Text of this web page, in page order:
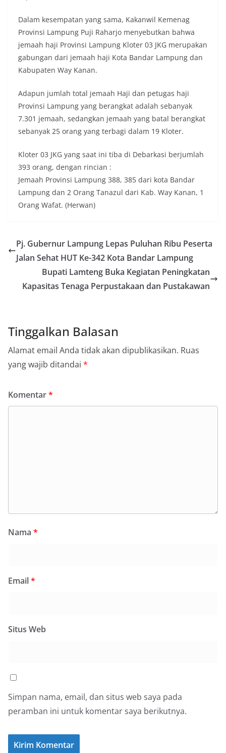
Dalam kesempatan yang sama, Kakanwil Kemenag
Provinsi Lampung Puji Raharjo menyebutkan bahwa
jemaah haji Provinsi Lampung Kloter 03 JKG merupakan
gabungan dari jemaah haji Kota Bandar Lampung dan
Kabupaten Way Kanan.
Adapun jumlah total jemaah Haji dan petugas haji
Provinsi Lampung yang berangkat adalah sebanyak
7.301 jemaah, sedangkan jemaah yang batal berangkat
sebanyak 25 orang yang terbagi dalam 19 Kloter.
Kloter 03 JKG yang saat ini tiba di Debarkasi berjumlah
393 orang, dengan rincian :
Jemaah Provinsi Lampung 388, 385 dari kota Bandar
Lampung dan 2 Orang Tanazul dari Kab. Way Kanan, 1
Orang Wafat. (Herwan)
Pj. Gubernur Lampung Lepas Puluhan Ribu Peserta
Jalan Sehat HUT Ke-342 Kota Bandar Lampung
Bupati Lamteng Buka Kegiatan Peningkatan
Kapasitas Tenaga Perpustakaan dan Pustakawan
Tinggalkan Balasan
Alamat email Anda tidak akan dipublikasikan. Ruas
yang wajib ditandai *
Komentar*
Nama *
Email*
Situs Web
Simpan nama, email, dan situs web saya pada
peramban ini untuk komentar saya berikutnya.